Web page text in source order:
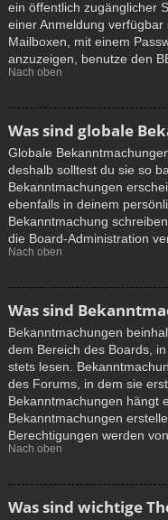
ein öffentlich zugänglicher
einer Anmeldung
Mailboxen, mit einem
anzuzeigen, benutze den
Nach oben
Was sind globale
Globale
deshalb solltest du sie so
Bekanntmachungen
ebenfalls in deinem
Bekanntmachung
die Board-Administration
Nach oben
Was sind
Bekanntmachungen
dem Bereich des Boards,
stets lesen.
des Forums, in dem sie
Bekanntmachungen hängt
Bekanntmachungen
Berechtigungen werden
Nach oben
Was sind wichtige